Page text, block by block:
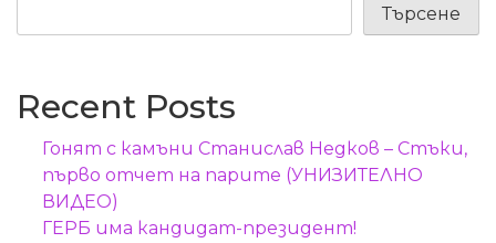
Търсене
Recent Posts
Гонят с камъни Станислав Недков – Стъки,
първо отчет на парите (УНИЗИТЕЛНО
ВИДЕО)
ГЕРБ има кандидат-президент!